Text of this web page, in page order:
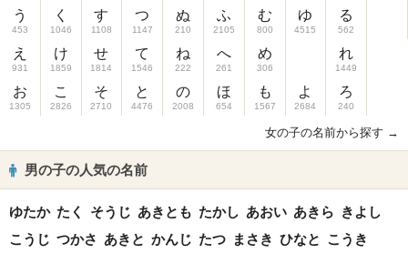
う
453
え
931
お
1305
く
1046
け
1859
こ
2826
す
1108
せ
1814
そ
2710
つ
1147
て
1546
と
4476
ぬ
210
ね
222
の
2008
ふ
2105
へ
261
ほ
654
む
800
め
306
も
1567
ゆ
4515
よ
2684
る
562
れ
1449
ろ
240
女の子の名前から探す →
男の子の人気の名前
ゆたか たく そうじ あきとも たかし あおい あきら きよし
こうじ つかさ あきと かんじ たつ まさき ひなと こうき